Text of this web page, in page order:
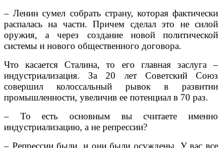
– Ленин сумел собрать страну, которая фактически
распалась на части. Причем сделал это не силой
оружия, а через создание новой политической
системы и нового общественного договора.
Что касается Сталина, то его главная заслуга –
индустриализация. За 20 лет Советский Союз
совершил колоссальный рывок в развитии
промышленности, увеличив ее потенциал в 70 раз.
– То есть основным вы считаете именно
индустриализацию, а не репрессии?
– Репрессии были, и они были осуждены. У вас все